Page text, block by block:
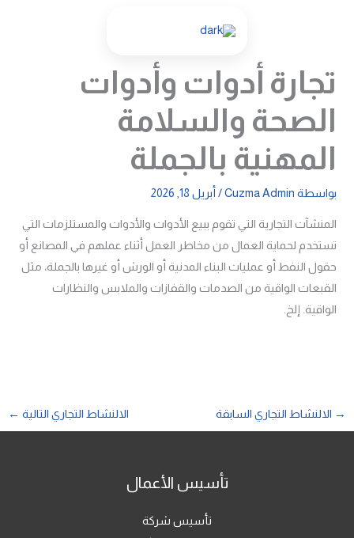
تجارة أدوات وأدوات
الصحة والسلامة
المهنية بالجملة
بواسطة Cuzma Admin
/ أبريل 18, 2026
المنشآت التجارية التي تقوم ببيع الأدوات والأدوات والمستلزمات التي
تستخدم لحماية العمال من مخاطر العمل أثناء عملهم في المصانع أو
حقول النفط أو عمليات البناء المدنية أو الورش أو غيرها بالجملة، مثل
القبعات الواقية من الصدمات والقفازات والملابس والنظارات
الواقية. إلخ.
→ الالنشاط التجاري السابقة الالنشاط التجاري التالية ←
تأسيس الأعمال
تأسيس شركة